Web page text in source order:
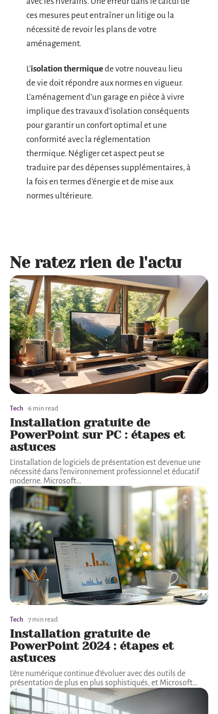
ces mesures peut entraîner un litige ou la
nécessité de revoir les plans de votre
aménagement.
L’isolation thermiquede votre nouveau lieu
de vie doit répondre aux normes en vigueur.
L’aménagement d’un garage en pièce à vivre
implique des travaux d’isolation conséquents
pour garantir un confort optimal et une
conformité avec la réglementation
thermique. Négliger cet aspect peut se
traduire par des dépenses supplémentaires, à
la fois en termes d’énergie et de mise aux
normes ultérieure.
Ne ratez rien de l'actu
Tech 6 min read
Installation gratuite de
PowerPoint sur PC : étapes et
astuces
L'installation de logiciels de présentation est devenue une
nécessité dans l'environnement professionnel et éducatif
moderne. Microsoft…
Tech 7 min read
Installation gratuite de
PowerPoint 2024 : étapes et
astuces
L'ère numérique continue d'évoluer avec des outils de
présentation de plus en plus sophistiqués, et Microsoft…